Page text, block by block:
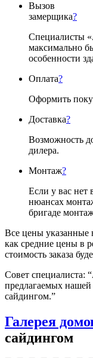
Вызов
замерщика?
Специалисты
максимально
особенности
Оплата?
Оформить
Доставка?
Возможность
дилера.
Монтаж?
Если у вас нет
нюансах
бригаде
Все цены указанные
как средние цены в
стоимость заказа
Совет специалиста:
предлагаемых нашей
сайдингом.”
Галерея
сайдингом